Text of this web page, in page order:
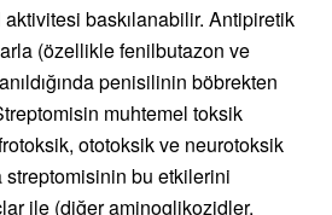
baskılanabilir. Antipiretik
(özellikle fenilbutazon ve
penisilinin böbrekten
muhtemel toksik
ototoksik ve neurotoksik
bu etkilerini
ile (diğer aminoglikozidler,